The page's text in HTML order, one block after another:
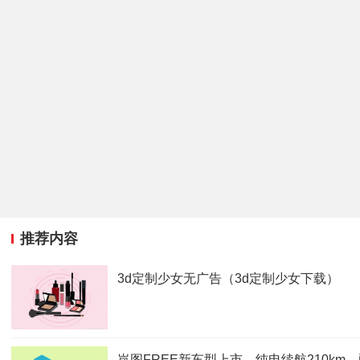
推荐内容
3d定制少女无广告（3d定制少女下载）